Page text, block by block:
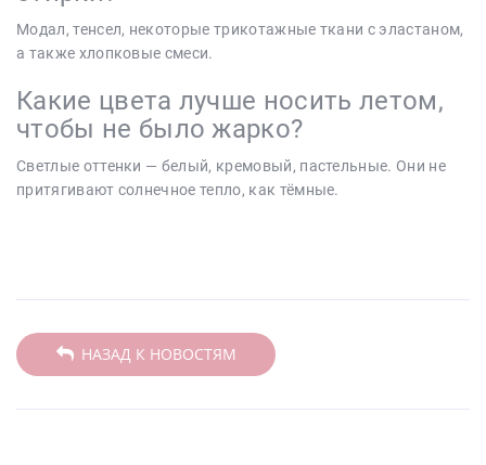
Модал, тенсел, некоторые трикотажные ткани с эластаном,
а также хлопковые смеси.
Какие цвета лучше носить летом,
чтобы не было жарко?
Светлые оттенки — белый, кремовый, пастельные. Они не
притягивают солнечное тепло, как тёмные.
НАЗАД К НОВОСТЯМ